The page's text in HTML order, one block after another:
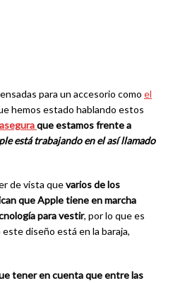
para un accesorio como el
hemos estado hablando estos
que estamos frente a
está trabajando en el así llamado
de vista quevarios de los
que Apple tiene en marcha
para vestir, por lo que es
diseño está en la baraja,
tener en cuenta que entre las